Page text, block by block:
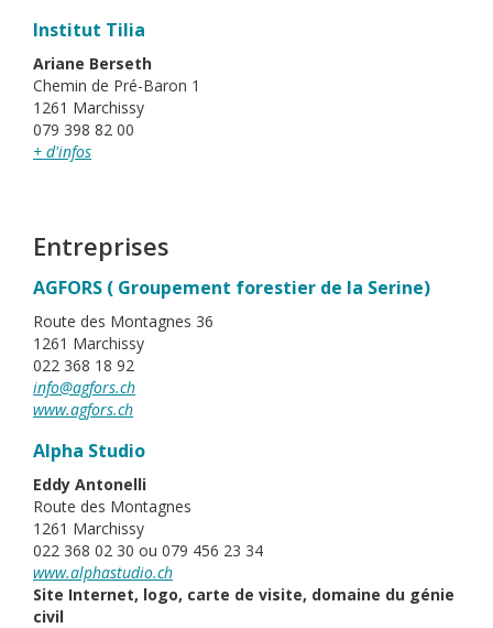
Institut Tilia
Ariane Berseth
Chemin de Pré-Baron 1
1261 Marchissy
079 398 82 00
+ d'infos
Entreprises
AGFORS ( Groupement forestier de la Serine)
Route des Montagnes 36
1261 Marchissy
022 368 18 92
info@agfors.ch
www.agfors.ch
Alpha Studio
Eddy Antonelli
Route des Montagnes
1261 Marchissy
022 368 02 30 ou 079 456 23 34
www.alphastudio.ch
Site Internet, logo, carte de visite, domaine du génie
civil